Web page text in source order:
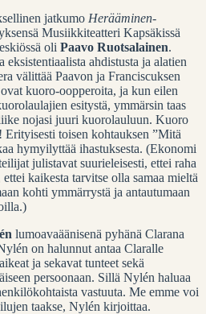
jatkumo Herääminen-
Musiikkiteatteri Kapsäkissä
oli Paavo Ruotsalainen.
ahdistusta ja alatien
välittää Paavon ja Franciscuksen
kuoro-oopperoita, ja kun eilen
esitystä, ymmärsin taas
nojasi juuri kuorolauluun. Kuoro
Erityisesti toisen kohtauksen ”Mitä
hymyilyttää ihastuksesta. (Ekonomi
julistavat suurieleisesti, ettei raha
kaikesta tarvitse olla samaa mieltä
kohti ymmärrystä ja antautumaan
lumoavaäänisenä pyhänä Clarana
on halunnut antaa Claralle
ja sekavat tunteet sekä
persoonaan. Sillä Nylén haluaa
vastuuta. Me emme voi
taakse, Nylén kirjoittaa.